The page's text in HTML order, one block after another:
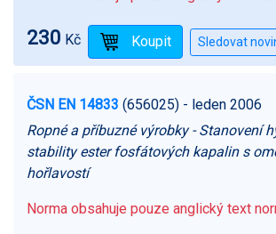
230 Kč
ČSN EN 14833 (656025) - leden 2006
Ropné a příbuzné výrobky - Stanovení
stability ester fosfátových kapalin s
hořlavostí
Norma obsahuje pouze anglický text